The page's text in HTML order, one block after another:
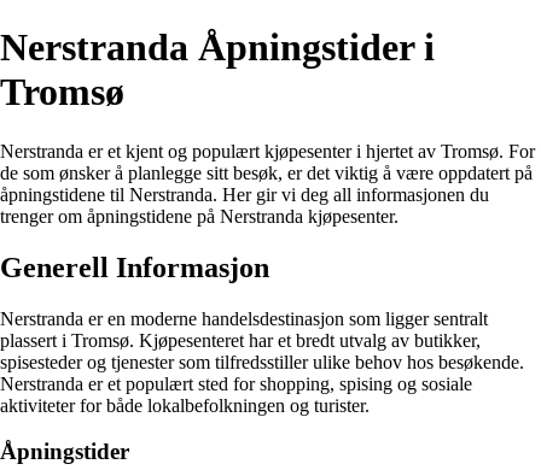
Nerstranda Åpningstider i
Tromsø
Nerstranda er et kjent og populært kjøpesenter i hjertet av Tromsø. For
de som ønsker å planlegge sitt besøk, er det viktig å være oppdatert på
åpningstidene til Nerstranda. Her gir vi deg all informasjonen du
trenger om åpningstidene på Nerstranda kjøpesenter.
Generell Informasjon
Nerstranda er en moderne handelsdestinasjon som ligger sentralt
plassert i Tromsø. Kjøpesenteret har et bredt utvalg av butikker,
spisesteder og tjenester som tilfredsstiller ulike behov hos besøkende.
Nerstranda er et populært sted for shopping, spising og sosiale
aktiviteter for både lokalbefolkningen og turister.
Åpningstider